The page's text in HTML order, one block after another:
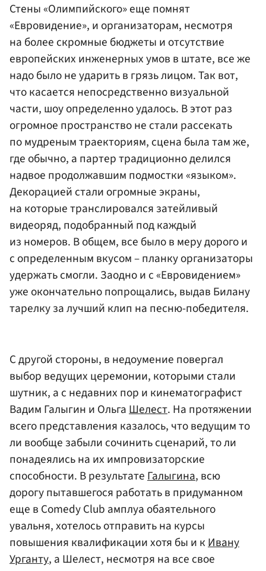
Стены «Олимпийского» еще помнят
«Евровидение», и организаторам, несмотря
на более скромные бюджеты и отсутствие
европейских инженерных умов в штате, все же
надо было не ударить в грязь лицом. Так вот,
что касается непосредственно визуальной
части, шоу определенно удалось. В этот раз
огромное пространство не стали рассекать
по мудреным траекториям, сцена была там же,
где обычно, а партер традиционно делился
надвое продолжавшим подмостки «языком».
Декорацией стали огромные экраны,
на которые транслировался затейливый
видеоряд, подобранный под каждый
из номеров. В общем, все было в меру дорого и
с определенным вкусом – планку организаторы
удержать смогли. Заодно и с «Евровидением»
уже окончательно попрощались, выдав Билану
тарелку за лучший клип на песню-победителя.
С другой стороны, в недоумение повергал
выбор ведущих церемонии, которыми стали
шутник, а с недавних пор и кинематографист
Вадим Галыгин и ОльгаШелест. На протяжении
всего представления казалось, что ведущим то
ли вообще забыли сочинить сценарий, то ли
понадеялись на их импровизаторские
способности. В результатеГалыгина, всю
дорогу пытавшегося работать в придуманном
еще в Comedy Club амплуа обаятельного
увальня, хотелось отправить на курсы
повышения квалификации хотя бы и кИвану
Урганту, а Шелест, несмотря на все свое